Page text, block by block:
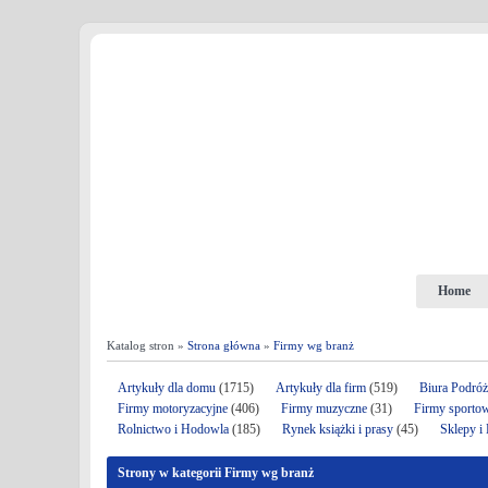
Home
Katalog stron » Strona główna » Firmy wg branż
Artykuły dla domu (1715) Artykuły dla firm (519)
Biura
Firmy motoryzacyjne (406) Firmy muzyczne (31)
Firmy
Rolnictwo i Hodowla (185) Rynek książki i prasy (45) Sklepy i
Strony w kategorii Firmy wg branż